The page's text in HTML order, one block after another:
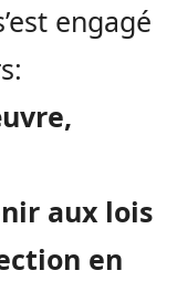
engagé
aux lois
en